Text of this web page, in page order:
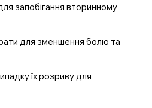
запобігання вторинному
для зменшення болю та
їх розриву для